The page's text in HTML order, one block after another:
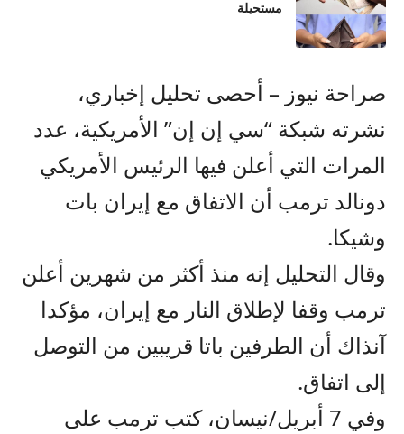
مستحيلة
صراحة نيوز – أحصى تحليل إخباري،
نشرته شبكة “سي إن إن” الأمريكية، عدد
المرات التي أعلن فيها الرئيس الأمريكي
دونالد ترمب أن الاتفاق مع إيران بات
وشيكا.
وقال التحليل إنه منذ أكثر من شهرين أعلن
ترمب وقفا لإطلاق النار مع إيران، مؤكدا
آنذاك أن الطرفين باتا قريبين من التوصل
إلى اتفاق.
وفي 7 أبريل/نيسان، كتب ترمب على